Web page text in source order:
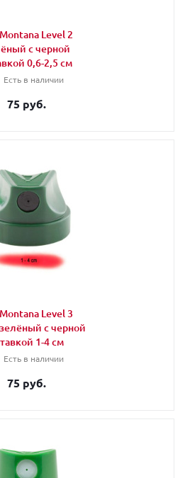
Level 2
с черной
0,6-2,5 см
Есть в наличии
75 руб.
Level 3
с черной
1-4 см
Есть в наличии
75 руб.